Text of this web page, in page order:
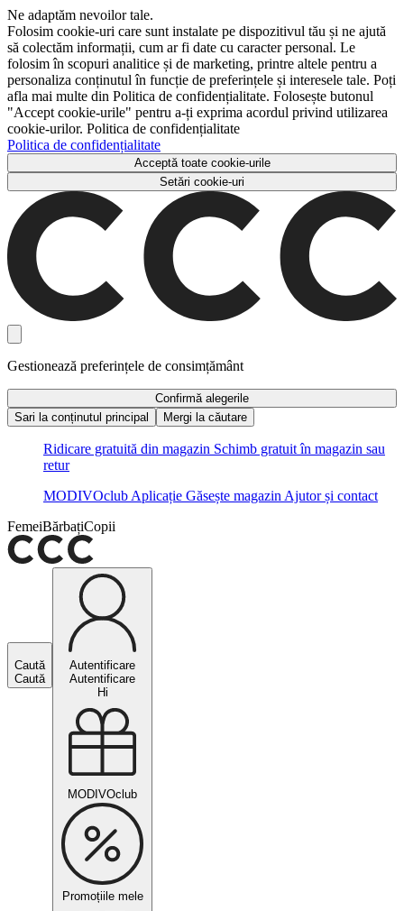
Ne adaptăm nevoilor tale.
Folosim cookie-uri care sunt instalate pe dispozitivul tău și ne ajută
să colectăm informații, cum ar fi date cu caracter personal. Le
folosim în scopuri analitice și de marketing, printre altele pentru a
personaliza conținutul în funcție de preferințele și interesele tale. Poți
afla mai multe din Politica de confidențialitate. Folosește butonul
"Accept cookie-urile" pentru a-ți exprima acordul privind utilizarea
cookie-urilor. Politica de confidențialitate
Politica de confidențialitate
Acceptă toate cookie-urile
Setări cookie-uri
Gestionează preferințele de consimțământ
Confirmă alegerile
Sari la conținutul principal
Mergi la căutare
Ridicare gratuită din magazin Schimb gratuit în magazin sau
retur
MODIVOclub Aplicație Găsește magazin Ajutor și contact
FemeiBărbațiCopii
Caută
Caută
Autentificare
Autentificare
Hi
MODIVOclub
Promoțiile mele